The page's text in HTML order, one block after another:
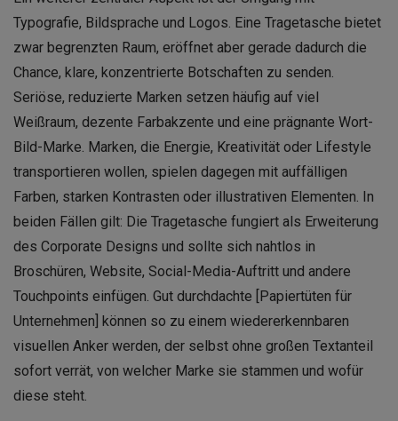
Typografie, Bildsprache und Logos. Eine Tragetasche bietet
zwar begrenzten Raum, eröffnet aber gerade dadurch die
Chance, klare, konzentrierte Botschaften zu senden.
Seriöse, reduzierte Marken setzen häufig auf viel
Weißraum, dezente Farbakzente und eine prägnante Wort-
Bild-Marke. Marken, die Energie, Kreativität oder Lifestyle
transportieren wollen, spielen dagegen mit auffälligen
Farben, starken Kontrasten oder illustrativen Elementen. In
beiden Fällen gilt: Die Tragetasche fungiert als Erweiterung
des Corporate Designs und sollte sich nahtlos in
Broschüren, Website, Social-Media-Auftritt und andere
Touchpoints einfügen. Gut durchdachte [Papiertüten für
Unternehmen] können so zu einem wiedererkennbaren
visuellen Anker werden, der selbst ohne großen Textanteil
sofort verrät, von welcher Marke sie stammen und wofür
diese steht.